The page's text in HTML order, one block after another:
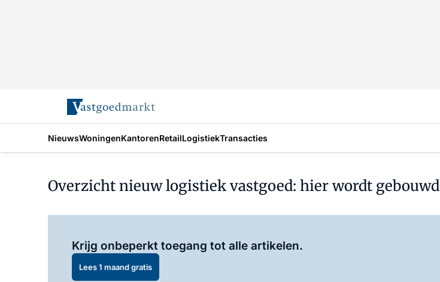
NieuwsWoningenKantorenRetailLogistiekTransacties
Overzicht nieuw logistiek vastgoed: hier wordt gebouwd
Krijg onbeperkt toegang tot alle artikelen.
Lees 1 maand gratis